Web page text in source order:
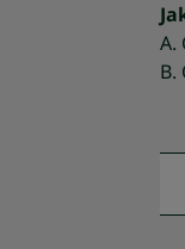
A.